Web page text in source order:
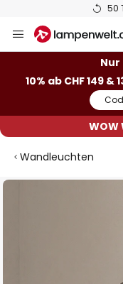
50
Inhalt
Nur
10% ab CHF 149 &
WOW
Wandleuchten
Zum